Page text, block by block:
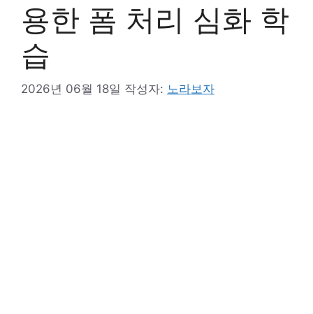
용한 폼 처리 심화 학
습
2026년 06월 18일 작성자: 노라보자